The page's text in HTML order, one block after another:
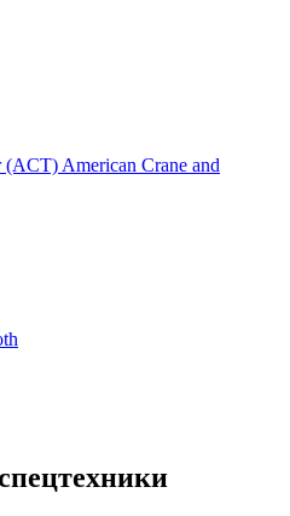
American Crane and